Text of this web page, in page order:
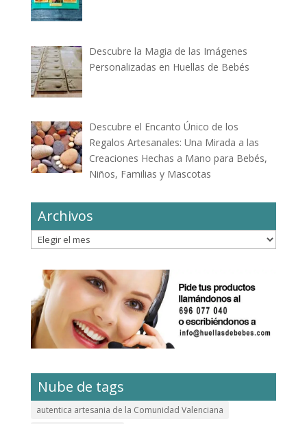
Descubre la Magia de las Imágenes
Personalizadas en Huellas de Bebés
Descubre el Encanto Único de los
Regalos Artesanales: Una Mirada a las
Creaciones Hechas a Mano para Bebés,
Niños, Familias y Mascotas
Archivos
Archivos
Nube de tags
autentica artesania de la Comunidad Valenciana